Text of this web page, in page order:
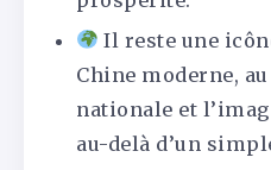
Il reste une
Chine moderne,
nationale et
au-delà d’un